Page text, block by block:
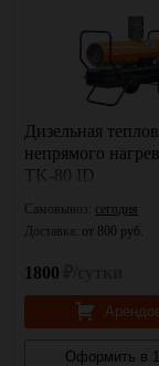
Дизельная
непрямого
TK-80 ID
Самовывоз: сегодня
Доставка: от 800 руб.
1800
Оформить в